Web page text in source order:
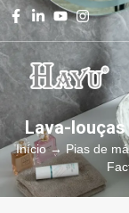
Lava-louças
Início→ Pias de